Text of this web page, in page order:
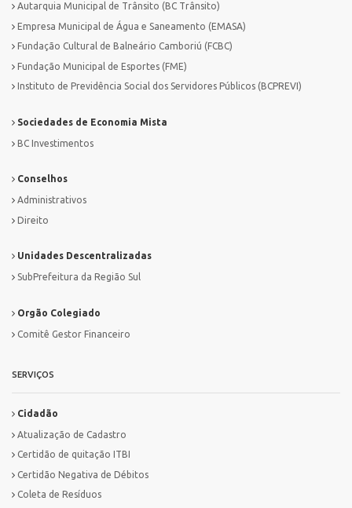
Autarquia Municipal de Trânsito (BC Trânsito)
Empresa Municipal de Água e Saneamento (EMASA)
Fundação Cultural de Balneário Camboriú (FCBC)
Fundação Municipal de Esportes (FME)
Instituto de Previdência Social dos Servidores Públicos (BCPREVI)
Sociedades de Economia Mista
BC Investimentos
Conselhos
Administrativos
Direito
Unidades Descentralizadas
SubPrefeitura da Região Sul
Orgão Colegiado
Comitê Gestor Financeiro
SERVIÇOS
Cidadão
Atualização de Cadastro
Certidão de quitação ITBI
Certidão Negativa de Débitos
Coleta de Resíduos